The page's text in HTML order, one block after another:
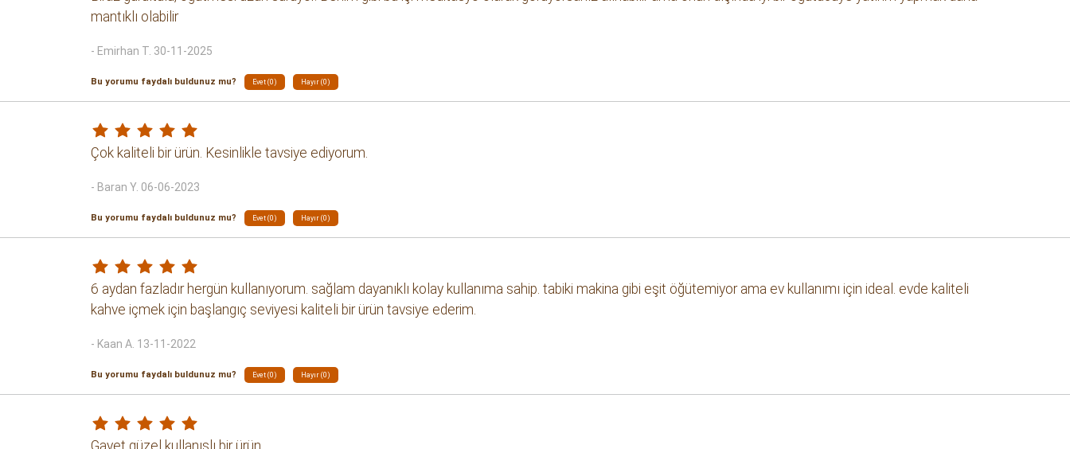
mantıklı olabilir
- Emirhan T. 30-11-2025
Bu yorumu faydalı buldunuz mu? Evet (0) Hayır (0)
Çok kaliteli bir ürün. Kesinlikle tavsiye ediyorum.
- Baran Y. 06-06-2023
Bu yorumu faydalı buldunuz mu? Evet (0) Hayır (0)
6 aydan fazladır hergün kullanıyorum. sağlam dayanıklı kolay kullanıma sahip. tabiki makina gibi eşit öğütemiyor ama ev kullanımı için ideal. evde kaliteli
kahve içmek için başlangıç seviyesi kaliteli bir ürün tavsiye ederim.
- Kaan A. 13-11-2022
Bu yorumu faydalı buldunuz mu? Evet (0) Hayır (0)